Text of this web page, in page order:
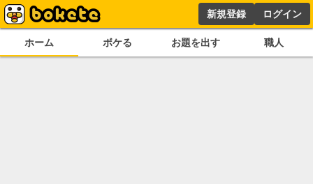
新規登録 ログイン
ホーム ボケる お題を出す 職人